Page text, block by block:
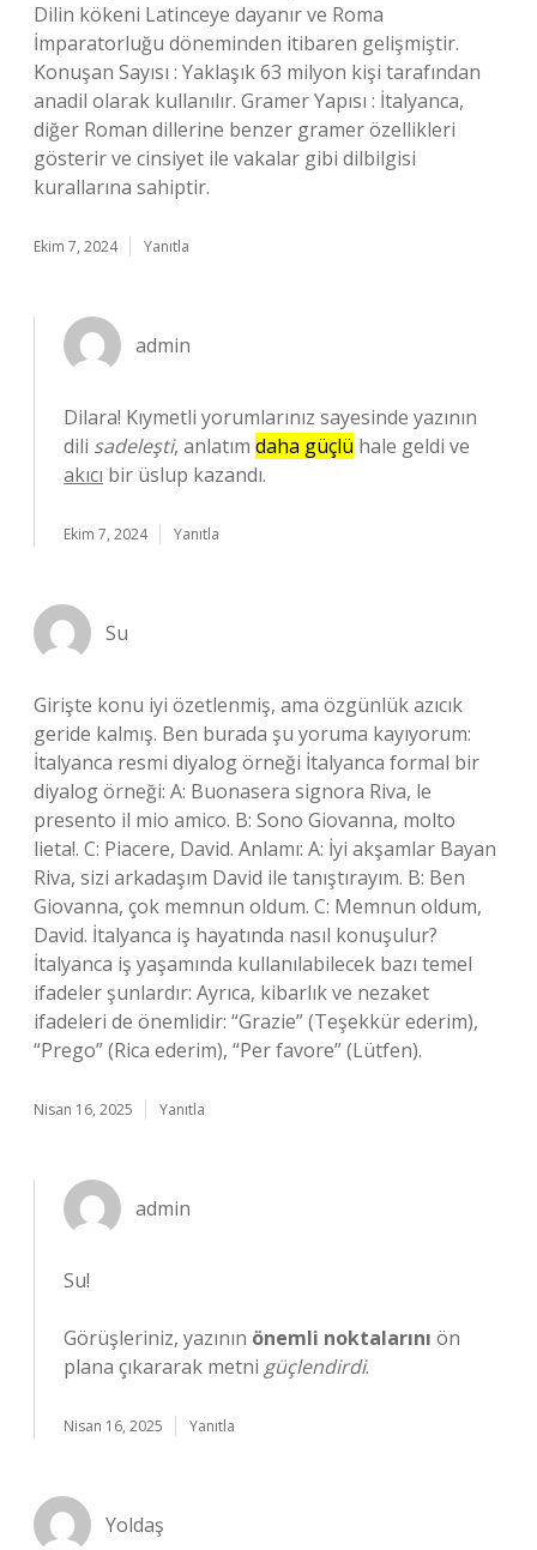
Dilin kökeni Latinceye dayanır ve Roma
İmparatorluğu döneminden itibaren gelişmiştir.
Konuşan Sayısı : Yaklaşık 63 milyon kişi tarafından
anadil olarak kullanılır. Gramer Yapısı : İtalyanca,
diğer Roman dillerine benzer gramer özellikleri
gösterir ve cinsiyet ile vakalar gibi dilbilgisi
kurallarına sahiptir.
Ekim 7, 2024 Yanıtla
admin
Dilara! Kıymetli yorumlarınız sayesinde yazının
dili sadeleşti, anlatım daha güçlü hale geldi ve
akıcı bir üslup kazandı.
Ekim 7, 2024 Yanıtla
Su
Girişte konu iyi özetlenmiş, ama özgünlük azıcık
geride kalmış. Ben burada şu yoruma kayıyorum:
İtalyanca resmi diyalog örneği İtalyanca formal bir
diyalog örneği: A: Buonasera signora Riva, le
presento il mio amico. B: Sono Giovanna, molto
lieta!. C: Piacere, David. Anlamı: A: İyi akşamlar Bayan
Riva, sizi arkadaşım David ile tanıştırayım. B: Ben
Giovanna, çok memnun oldum. C: Memnun oldum,
David. İtalyanca iş hayatında nasıl konuşulur?
İtalyanca iş yaşamında kullanılabilecek bazı temel
ifadeler şunlardır: Ayrıca, kibarlık ve nezaket
ifadeleri de önemlidir: “Grazie” (Teşekkür ederim),
“Prego” (Rica ederim), “Per favore” (Lütfen).
Nisan 16, 2025 Yanıtla
admin
Su!
Görüşleriniz, yazının önemli noktalarını ön
plana çıkararak metni güçlendirdi.
Nisan 16, 2025 Yanıtla
Yoldaş